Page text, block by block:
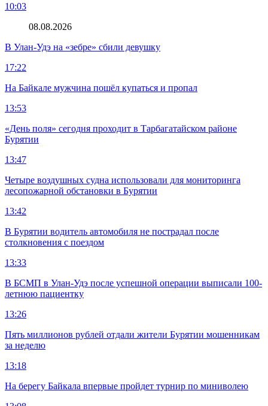
10:03
08.08.2026
В Улан-Удэ на «зебре» сбили девушку
17:22
На Байкале мужчина пошёл купаться и пропал
13:53
«День поля» сегодня проходит в Тарбагатайском районе
Бурятии
13:47
Четыре воздушных судна использовали для мониторинга
лесопожарной обстановки в Бурятии
13:42
В Бурятии водитель автомобиля не пострадал после
столкновения с поездом
13:33
В БСМП в Улан-Удэ после успешной операции выписали 100-
летнюю пациентку
13:26
Пять миллионов рублей отдали жители Бурятии мошенникам
за неделю
13:18
На берегу Байкала впервые пройдет турнир по миниволею